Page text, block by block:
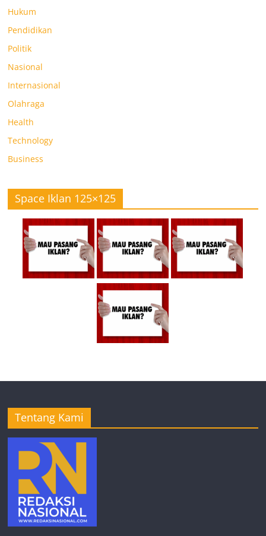
Hukum
Pendidikan
Politik
Nasional
Internasional
Olahraga
Health
Technology
Business
Space Iklan 125×125
Tentang Kami